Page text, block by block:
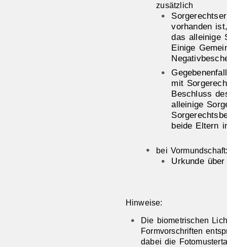
zusätzlich
vorhanden
das alleinige
Einige
mit
Beschluss
alleinige
beide Eltern
bei
Urkunde
Hinweise:
Die biometrischen
Formvorschriften
dabei die